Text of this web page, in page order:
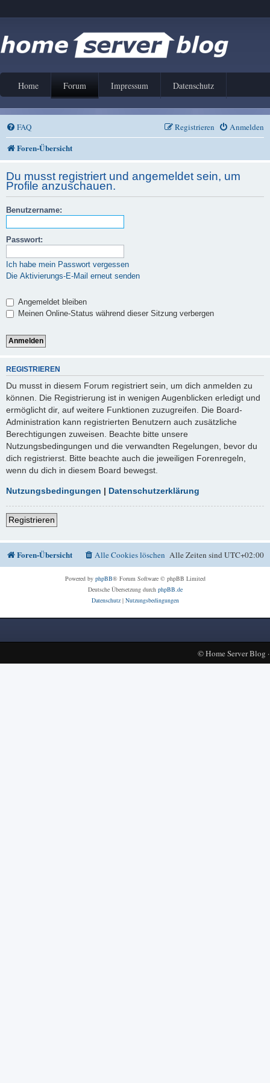
Home Forum Impressum Datenschutz
FAQ Anmelden
Registrieren
Foren-Übersicht
Du musst registriert und angemeldet sein, um
Profile anzuschauen.
Benutzername:
Passwort:
Ich habe mein Passwort vergessen
Die Aktivierungs-E-Mail erneut senden
Angemeldet bleiben
Meinen Online-Status während dieser Sitzung verbergen
REGISTRIEREN
Du musst in diesem Forum registriert sein, um dich anmelden zu
können. Die Registrierung ist in wenigen Augenblicken erledigt und
ermöglicht dir, auf weitere Funktionen zuzugreifen. Die Board-
Administration kann registrierten Benutzern auch zusätzliche
Berechtigungen zuweisen. Beachte bitte unsere
Nutzungsbedingungen und die verwandten Regelungen, bevor du
dich registrierst. Bitte beachte auch die jeweiligen Forenregeln,
wenn du dich in diesem Board bewegst.
Nutzungsbedingungen | Datenschutzerklärung
Registrieren
Foren-Übersicht Alle Zeiten sindUTC+02:00
Alle Cookies löschen
Powered by phpBB® Forum Software © phpBB Limited
Deutsche Übersetzung durch phpBB.de
Datenschutz| Nutzungsbedingungen
©Home Server Blog